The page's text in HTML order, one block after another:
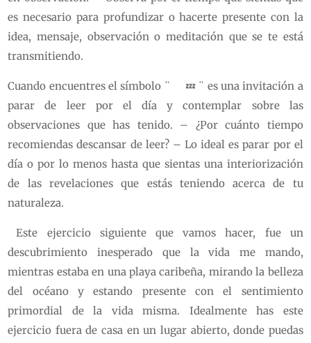
es necesario para profundizar o hacerte presente con la
idea, mensaje, observación o meditación que se te está
transmitiendo.
Cuando encuentres el símbolo ¨ 💤 ¨ es una invitación a
parar de leer por el día y contemplar sobre las
observaciones que has tenido. – ¿Por cuánto tiempo
recomiendas descansar de leer? – Lo ideal es parar por el
día o por lo menos hasta que sientas una interiorización
de las revelaciones que estás teniendo acerca de tu
naturaleza.
Este ejercicio siguiente que vamos hacer, fue un
descubrimiento inesperado que la vida me mando,
mientras estaba en una playa caribeña, mirando la belleza
del océano y estando presente con el sentimiento
primordial de la vida misma. Idealmente has este
ejercicio fuera de casa en un lugar abierto, donde puedas